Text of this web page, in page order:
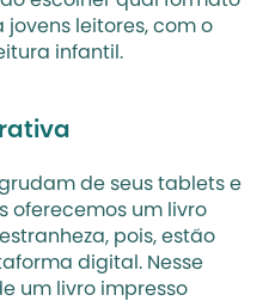
leitores, com o
infantil.
de seus tablets e
oferecemos um livro
pois, estão
digital. Nesse
um livro impresso